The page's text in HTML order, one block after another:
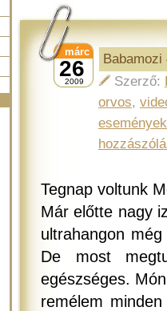
26
márc
2009
Babamozi
Szerző:
orvos,
események
Tegnap voltunk
Már előtte nagy
ultrahangon
De most
egészséges.
remélem